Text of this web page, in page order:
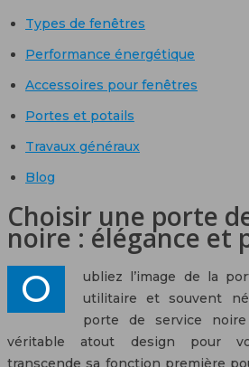
Types de fenêtres
Performance énergétique
Accessoires pour fenêtres
Portes et potails
Travaux généraux
Blog
Choisir une porte
noire : élégance et
Oubliez l’image de la porte d’accès secondaire
utilitaire et souvent
porte de service noire
véritable atout design pour
transcende sa fonction première